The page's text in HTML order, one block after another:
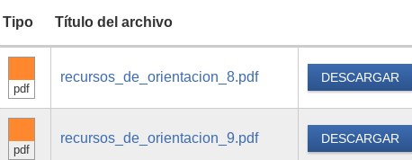
Tipo Título del archivo
pdf
recursos_de_orientacion_8.pdf DESCARGAR
pdf
recursos_de_orientacion_9.pdf DESCARGAR